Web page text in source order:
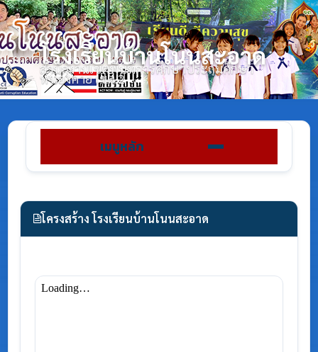
โรงเรียนบ้านโนนสะอาด
สำนักงานเขตพื้นที่การศึกษาประถมศึกษา
หนองคาย เขต 2
เมนูหลัก
โครงสร้าง โรงเรียนบ้านโนนสะอาด